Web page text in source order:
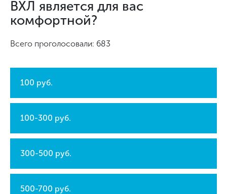
ВХЛ является для вас
комфортной?
Всего проголосовали: 683
100 руб.
100-300 руб.
300-500 руб.
500-700 руб.